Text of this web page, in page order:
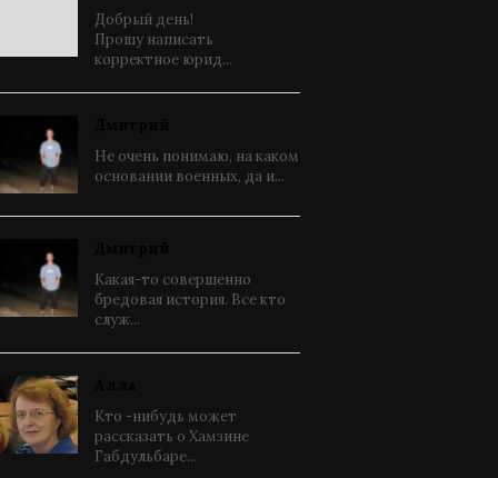
Добрый день!
Прошу написать
корректное юрид...
Не очень понимаю, на каком
основании военных, да и...
Какая-то совершенно
бредовая история. Все кто
служ...
Кто -нибудь может
рассказать о Хамзине
Габдульбаре...